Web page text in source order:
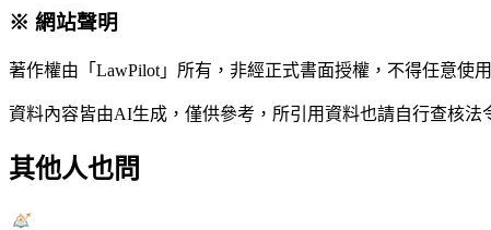
※ 網站聲明
著作權由「LawPilot」所有，非經正式書面授權，不得任意使用
資料內容皆由AI生成，僅供參考，所引用資料也請自行查核
其他人也問